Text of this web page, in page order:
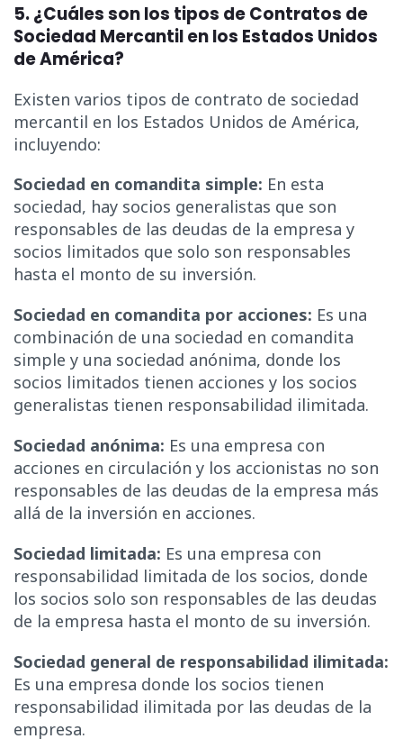
5. ¿Cuáles son los tipos de Contratos de
Sociedad Mercantil en los Estados Unidos
de América?
Existen varios tipos de contrato de sociedad
mercantil en los Estados Unidos de América,
incluyendo:
Sociedad en comandita simple: En esta
sociedad, hay socios generalistas que son
responsables de las deudas de la empresa y
socios limitados que solo son responsables
hasta el monto de su inversión.
Sociedad en comandita por acciones: Es una
combinación de una sociedad en comandita
simple y una sociedad anónima, donde los
socios limitados tienen acciones y los socios
generalistas tienen responsabilidad ilimitada.
Sociedad anónima: Es una empresa con
acciones en circulación y los accionistas no son
responsables de las deudas de la empresa más
allá de la inversión en acciones.
Sociedad limitada: Es una empresa con
responsabilidad limitada de los socios, donde
los socios solo son responsables de las deudas
de la empresa hasta el monto de su inversión.
Sociedad general de responsabilidad ilimitada:
Es una empresa donde los socios tienen
responsabilidad ilimitada por las deudas de la
empresa.